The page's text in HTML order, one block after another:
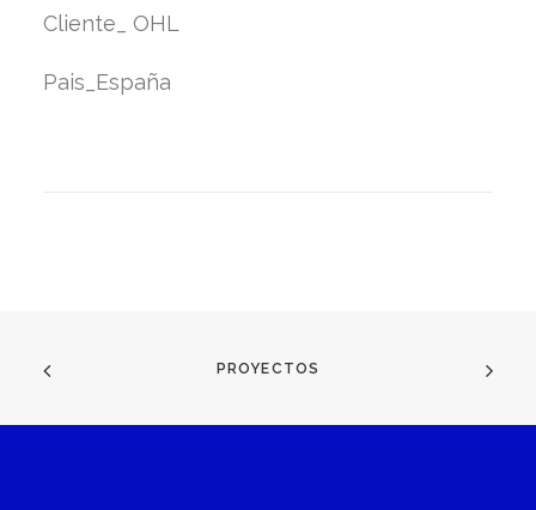
Cliente_ OHL
Pais_España
PROYECTOS